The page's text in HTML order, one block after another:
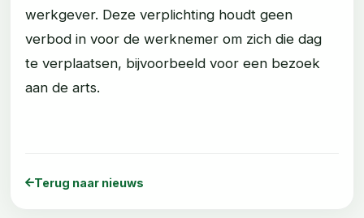
werkgever. Deze verplichting houdt geen
verbod in voor de werknemer om zich die dag
te verplaatsen, bijvoorbeeld voor een bezoek
aan de arts.
Terug naar nieuws